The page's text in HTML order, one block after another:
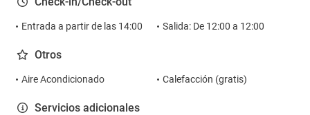
Entrada a partir de las 14:00 Salida: De 12:00 a 12:00
Otros
Aire Acondicionado Calefacción (gratis)
Servicios adicionales